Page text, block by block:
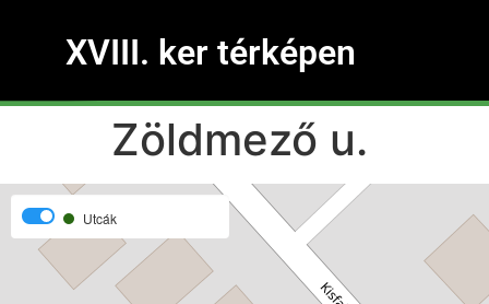
XVIII. ker térképen
Zöldmező u.
Utcák